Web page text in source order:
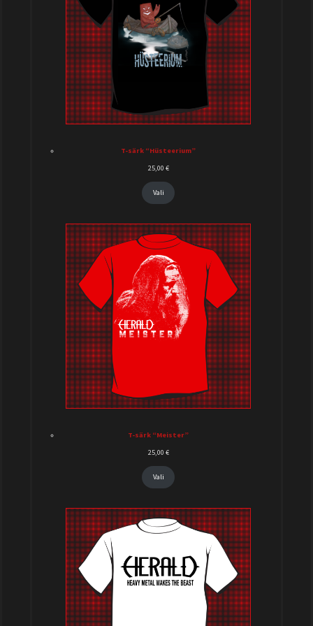
T-särk “Hüsteerium”
25,00 €
Vali
T-särk “Meister”
25,00 €
Vali